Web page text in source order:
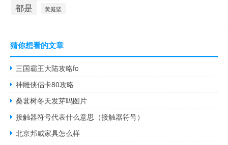
都是 黄庭坚
猜你想看的文章
三国霸王大陆攻略fc
神雕侠侣卡80攻略
桑葚树冬天发芽吗图片
接触器符号代表什么意思（接触器符号）
北京邦威家具怎么样